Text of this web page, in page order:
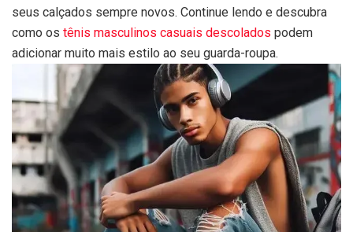
seus calçados sempre novos. Continue lendo e descubra
como os tênis masculinos casuais descolados podem
adicionar muito mais estilo ao seu guarda-roupa.